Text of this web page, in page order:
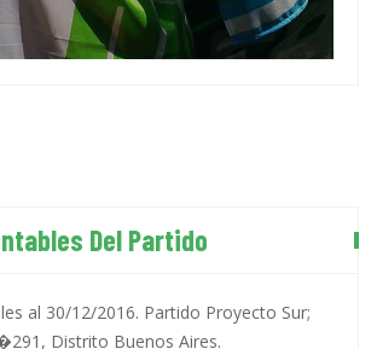
Del Partido
al 30/12/2016. Partido Proyecto Sur;
Distrito Buenos Aires.